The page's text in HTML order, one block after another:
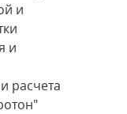
и
и
расчета